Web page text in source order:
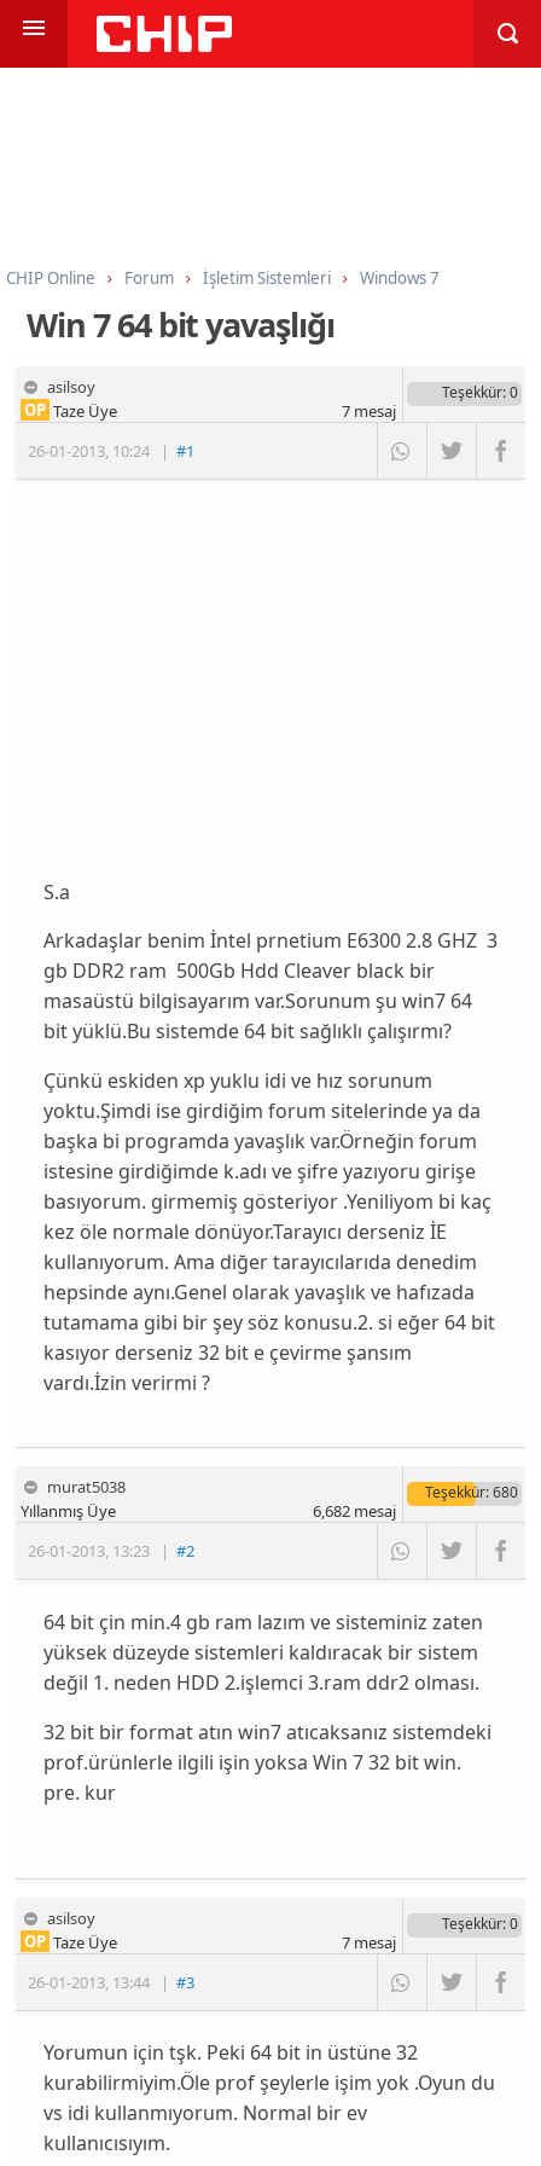
CHIP Online Forum İşletim Sistemleri Windows 7
Win 7 64 bit yavaşlığı
asilsoy
26-01-2013, 10:24 |#1
OP Taze Üye
Teşekkür: 0
7mesaj
S.a
Arkadaşlar benim İntel prnetium E6300 2.8 GHZ 3
gb DDR2 ram 500Gb Hdd Cleaver black bir
masaüstü bilgisayarım var.Sorunum şu win7 64
bit yüklü.Bu sistemde 64 bit sağlıklı çalışırmı?
Çünkü eskiden xp yuklu idi ve hız sorunum
yoktu.Şimdi ise girdiğim forum sitelerinde ya da
başka bi programda yavaşlık var.Örneğin forum
istesine girdiğimde k.adı ve şifre yazıyoru girişe
basıyorum. girmemiş gösteriyor .Yeniliyom bi kaç
kez öle normale dönüyor.Tarayıcı derseniz İE
kullanıyorum. Ama diğer tarayıcılarıda denedim
hepsinde aynı.Genel olarak yavaşlık ve hafızada
tutamama gibi bir şey söz konusu.2. si eğer 64 bit
kasıyor derseniz 32 bit e çevirme şansım
vardı.İzin verirmi ?
murat5038
26-01-2013, 13:23 |#2
Yıllanmış Üye
Teşekkür: 680
6,682mesaj
64 bit çin min.4 gb ram lazım ve sisteminiz zaten
yüksek düzeyde sistemleri kaldıracak bir sistem
değil 1. neden HDD 2.işlemci 3.ram ddr2 olması.
32 bit bir format atın win7 atıcaksanız sistemdeki
prof.ürünlerle ilgili işin yoksa Win 7 32 bit win.
pre. kur
asilsoy
26-01-2013, 13:44 |#3
OP Taze Üye
Teşekkür: 0
7mesaj
Yorumun için tşk. Peki 64 bit in üstüne 32
kurabilirmiyim.Öle prof şeylerle işim yok .Oyun du
vs idi kullanmıyorum. Normal bir ev
kullanıcısıyım.